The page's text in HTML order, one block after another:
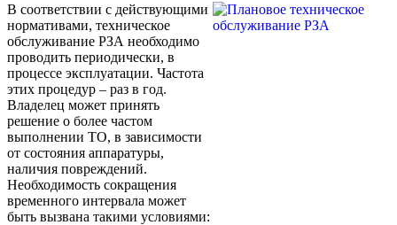
В соответствии с действующими
нормативами, техническое
обслуживание РЗА необходимо
проводить периодически, в
процессе эксплуатации. Частота
этих процедур – раз в год.
Владелец может принять
решение о более частом
выполнении ТО, в зависимости
от состояния аппаратуры,
наличия повреждений.
Необходимость сокращения
временного интервала может
быть вызвана такими условиями: